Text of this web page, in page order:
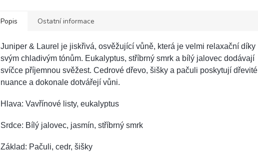
Popis Ostatní informace
Juniper & Laurel je jiskřivá, osvěžující vůně, která je velmi relaxační díky
svým chladivým tónům. Eukalyptus, stříbrný smrk a bílý jalovec dodávají
svíčce příjemnou svěžest. Cedrové dřevo, šišky a pačuli poskytují dřevité
nuance a dokonale dotvářejí vůni.
Hlava: Vavřínové listy, eukalyptus
Srdce: Bílý jalovec, jasmín, stříbrný smrk
Základ: Pačuli, cedr, šišky